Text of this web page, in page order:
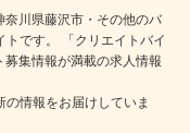
奈川県藤沢市・その他のバ
です。 「クリエイトバイ
募集情報が満載の求人情報
情報をお届けしていま